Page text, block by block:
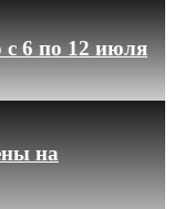
с 6 по 12 июля
на